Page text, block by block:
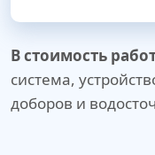
В стоимость
система,
доборов и